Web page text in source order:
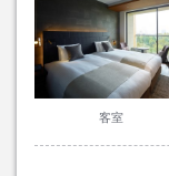
客室